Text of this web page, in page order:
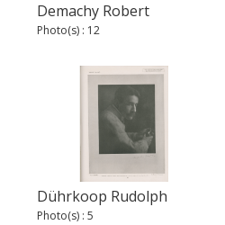
Demachy Robert
Photo(s) : 12
Dührkoop Rudolph
Photo(s) : 5